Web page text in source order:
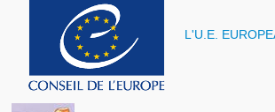
L'U.E.